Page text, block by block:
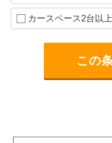
カースペース2台以上